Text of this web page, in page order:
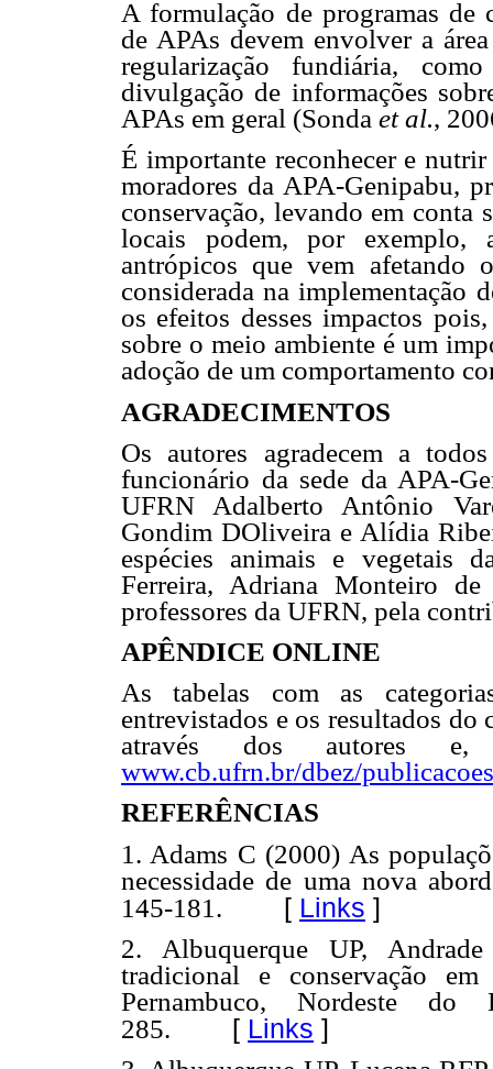
A formulação de programas de
de APAs devem envolver a
regularização fundiária,
divulgação de informações
APAs em geral (Sonda et al.,
É importante reconhecer e
moradores da APA-Genipabu,
conservação, levando em conta
locais podem, por exemplo,
antrópicos que vem afetando
considerada na implementação
os efeitos desses impactos
sobre o meio ambiente é um
adoção de um comportamento
AGRADECIMENTOS
Os autores agradecem a
funcionário da sede da APA-
UFRN Adalberto Antônio
Gondim DOliveira e Alídia
espécies animais e vegetais
Ferreira, Adriana Monteiro
professores da UFRN, pela
APÊNDICE ONLINE
As tabelas com as
entrevistados e os resultados
através dos autores e,
www.cb.ufrn.br/dbez/
REFERÊNCIAS
1. Adams C (2000) As
necessidade de uma nova
145-181. [ Links ]
2. Albuquerque UP,
tradicional e conservação
Pernambuco, Nordeste
285. [ Links ]